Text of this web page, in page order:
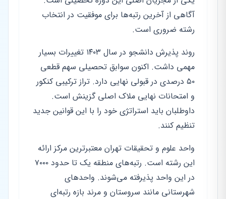
آگاهی از آخرین رتبه‌ها برای موفقیت در انتخاب
رشته ضروری است.
روند پذیرش دانشجو در سال ۱۴۰۳ تغییرات بسیار
مهمی داشت. اکنون سوابق تحصیلی سهم قطعی
۵۰ درصدی در قبولی نهایی دارد. تراز ترکیبی کنکور
و امتحانات نهایی ملاک اصلی گزینش است.
داوطلبان باید استراتژی خود را با این قوانین جدید
تنظیم کنند.
واحد علوم و تحقیقات تهران معتبرترین مرکز ارائه
این رشته است. رتبه‌های منطقه یک تا حدود ۷۰۰۰
در این واحد پذیرفته می‌شوند. واحدهای
شهرستانی مانند سروستان و مرند بازه رتبه‌ای